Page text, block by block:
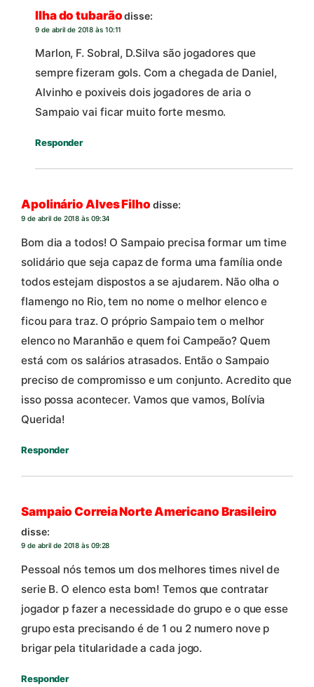
Ilha do tubarão disse:
9 de abril de 2018 às 10:11
Marlon, F. Sobral, D.Silva são jogadores que
sempre fizeram gols. Com a chegada de Daniel,
Alvinho e poxiveis dois jogadores de aria o
Sampaio vai ficar muito forte mesmo.
Responder
Apolinário Alves Filho disse:
9 de abril de 2018 às 09:34
Bom dia a todos! O Sampaio precisa formar um time
solidário que seja capaz de forma uma família onde
todos estejam dispostos a se ajudarem. Não olha o
flamengo no Rio, tem no nome o melhor elenco e
ficou para traz. O próprio Sampaio tem o melhor
elenco no Maranhão e quem foi Campeão? Quem
está com os salários atrasados. Então o Sampaio
preciso de compromisso e um conjunto. Acredito que
isso possa acontecer. Vamos que vamos, Bolívia
Querida!
Responder
Sampaio Correia Norte Americano Brasileiro
disse:
9 de abril de 2018 às 09:28
Pessoal nós temos um dos melhores times nivel de
serie B. O elenco esta bom! Temos que contratar
jogador p fazer a necessidade do grupo e o que esse
grupo esta precisando é de 1 ou 2 numero nove p
brigar pela titularidade a cada jogo.
Responder